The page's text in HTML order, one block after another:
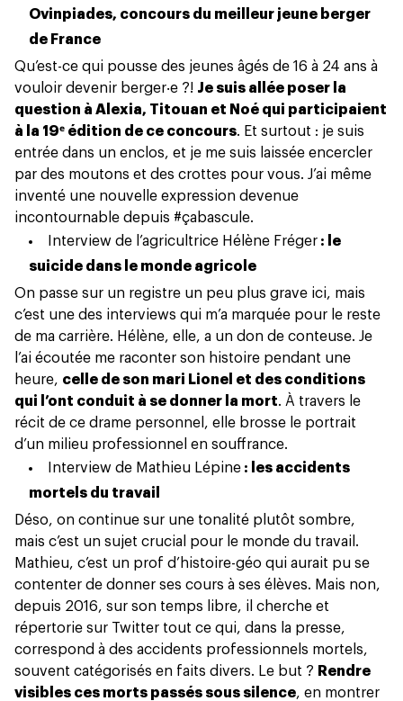
Ovinpiades, concours du meilleur jeune berger
de France
Qu’est-ce qui pousse des jeunes âgés de 16 à 24 ans à
vouloir devenir berger‧e ?! Je suis allée poser la
question à Alexia, Titouan et Noé qui participaient
à la 19ᵉ édition de ce concours. Et surtout : je suis
entrée dans un enclos, et je me suis laissée encercler
par des moutons et des crottes pour vous. J’ai même
inventé une nouvelle expression devenue
incontournable depuis #çabascule.
Interview de l’agricultrice Hélène Fréger : le
suicide dans le monde agricole
On passe sur un registre un peu plus grave ici, mais
c’est une des interviews qui m’a marquée pour le reste
de ma carrière. Hélène, elle, a un don de conteuse. Je
l’ai écoutée me raconter son histoire pendant une
heure, celle de son mari Lionel et des conditions
qui l’ont conduit à se donner la mort. À travers le
récit de ce drame personnel, elle brosse le portrait
d’un milieu professionnel en souffrance.
Interview de Mathieu Lépine : les accidents
mortels du travail
Déso, on continue sur une tonalité plutôt sombre,
mais c’est un sujet crucial pour le monde du travail.
Mathieu, c’est un prof d’histoire-géo qui aurait pu se
contenter de donner ses cours à ses élèves. Mais non,
depuis 2016, sur son temps libre, il cherche et
répertorie sur Twitter tout ce qui, dans la presse,
correspond à des accidents professionnels mortels,
souvent catégorisés en faits divers. Le but ? Rendre
visibles ces morts passés sous silence, en montrer